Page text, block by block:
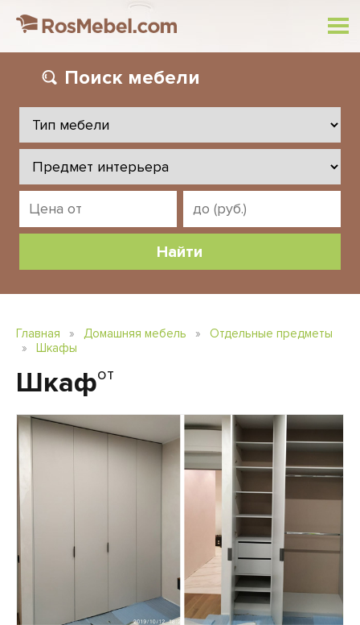
Поиск мебели
Главная » Домашняя мебель »
Отдельные предметы
»
Шкафы
Шкафот